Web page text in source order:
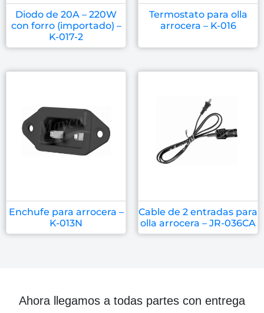
Diodo de 20A – 220W
con forro (importado) –
K-017-2
Termostato para olla
arrocera – K-016
Enchufe para arrocera –
K-013N
Cable de 2 entradas para
olla arrocera – JR-036CA
Ahora llegamos a todas partes con entrega